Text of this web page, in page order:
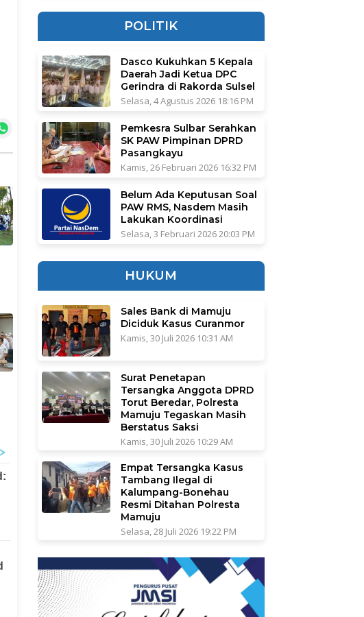
POLITIK
Dasco Kukuhkan 5 Kepala
Daerah Jadi Ketua DPC
Gerindra di Rakorda Sulsel
Selasa, 4 Agustus 2026 18:16 PM
Pemkesra Sulbar Serahkan
SK PAW Pimpinan DPRD
Pasangkayu
Kamis, 26 Februari 2026 16:32 PM
Belum Ada Keputusan Soal
PAW RMS, Nasdem Masih
Lakukan Koordinasi
Selasa, 3 Februari 2026 20:03 PM
HUKUM
Sales Bank di Mamuju
Diciduk Kasus Curanmor
Kamis, 30 Juli 2026 10:31 AM
Surat Penetapan
Tersangka Anggota DPRD
Torut Beredar, Polresta
Mamuju Tegaskan Masih
Berstatus Saksi
Kamis, 30 Juli 2026 10:29 AM
Empat Tersangka Kasus
Tambang Ilegal di
Kalumpang-Bonehau
Resmi Ditahan Polresta
Mamuju
Selasa, 28 Juli 2026 19:22 PM